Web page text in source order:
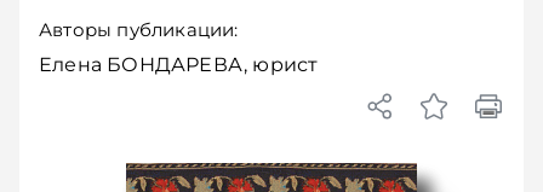
Авторы публикации:
Елена БОНДАРЕВА, юрист